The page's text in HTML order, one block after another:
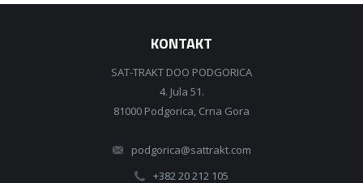
KONTAKT
SAT-TRAKT DOO PODGORICA
4. Jula 51.
81000 Podgorica, Crna Gora
podgorica@sattrakt.com
+382 20 212 105